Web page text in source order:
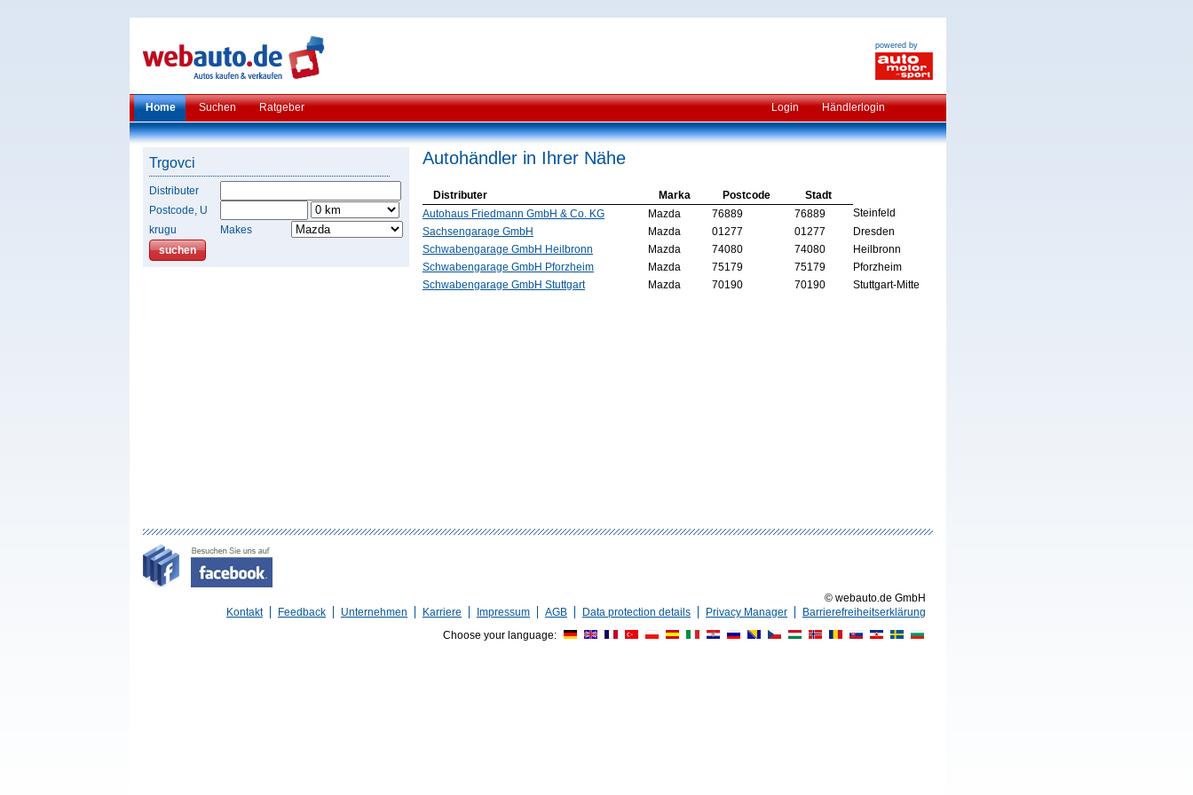
powered by
Home Suchen Ratgeber Login Händlerlogin
Trgovci
Distributer
Postcode, U
krugu
Makes
Autohändler in Ihrer Nähe
Distributer Marka Postcode
Stadt
Autohaus Friedmann GmbH & Co. KG
Mazda 76889 76889
Steinfeld
Sachsengarage GmbH
Mazda 01277 01277
Dresden
Schwabengarage GmbH Heilbronn
Mazda 74080 74080
Heilbronn
Schwabengarage GmbH Pforzheim
Mazda 75179 75179
Pforzheim
Schwabengarage GmbH Stuttgart
Mazda 70190 70190 Stuttgart-Mitte
© webauto.de GmbH
Kontakt
Feedback Unternehmen Karriere Impressum AGB Data protection details Privacy Manager
Barrierefreiheitserklärung
Choose your language: